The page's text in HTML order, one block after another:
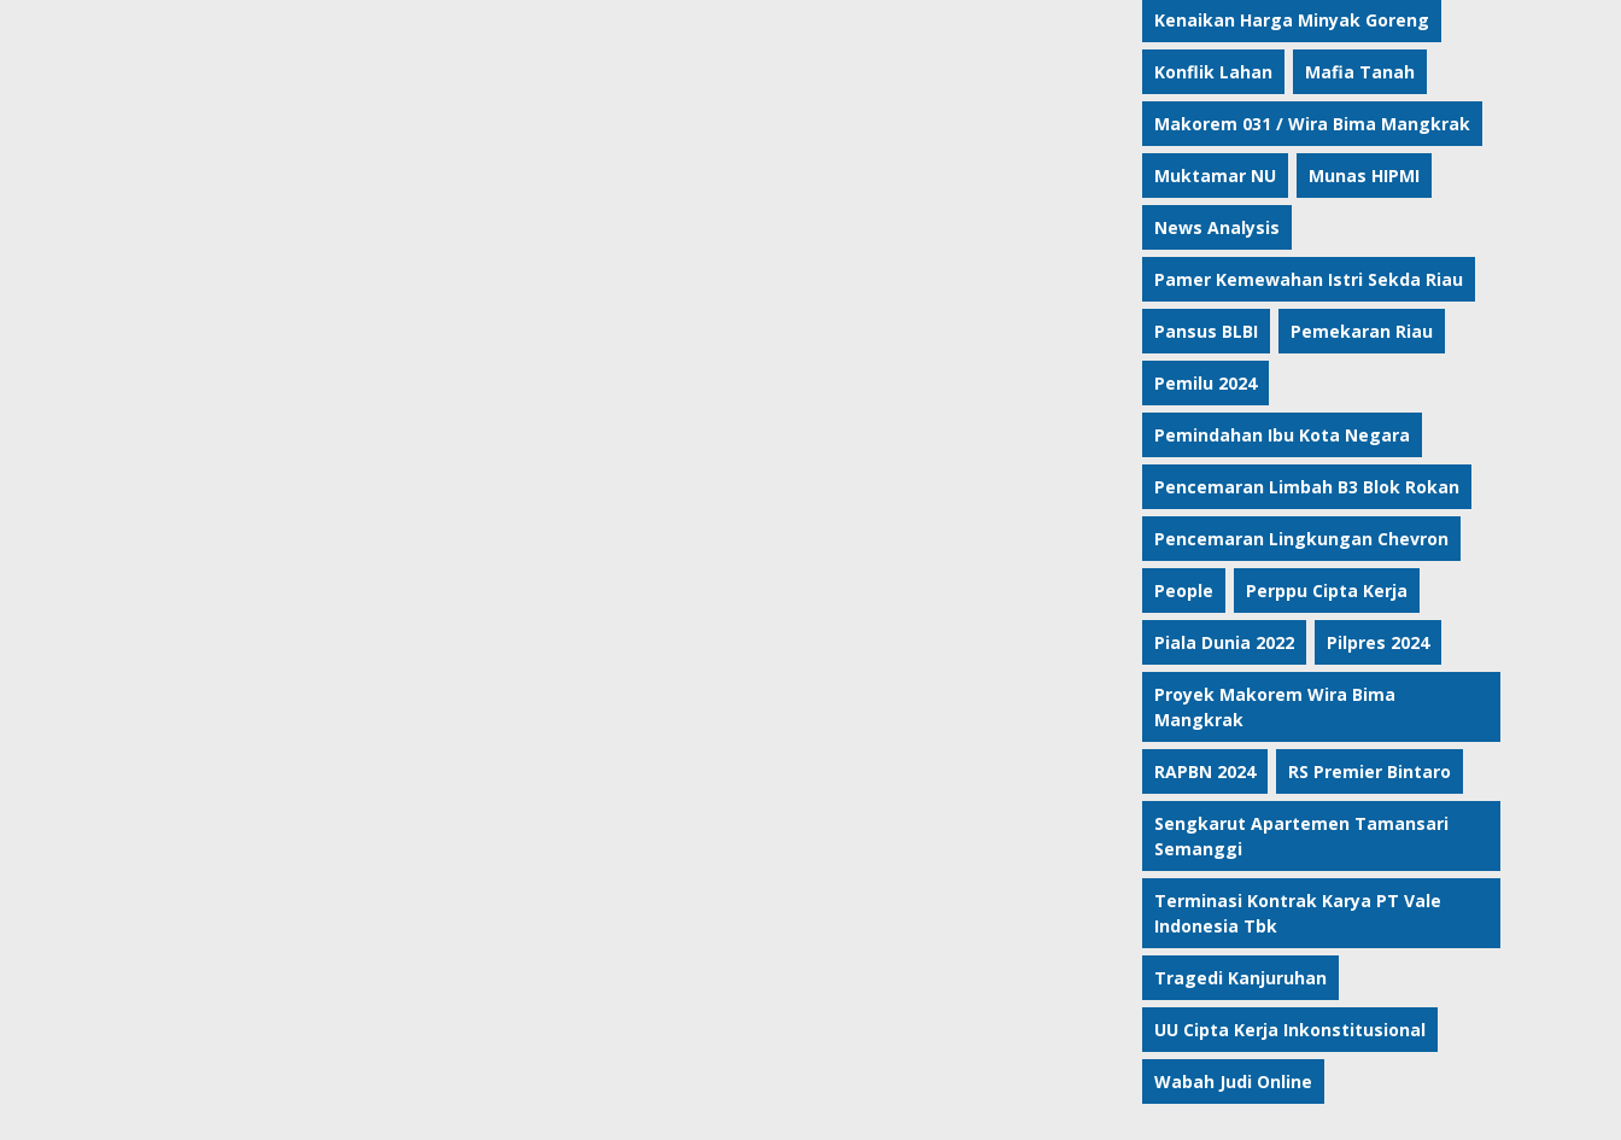
Kenaikan Harga Minyak Goreng
Konflik Lahan Mafia Tanah
Makorem 031 / Wira Bima Mangkrak
Muktamar NU Munas HIPMI
News Analysis
Pamer Kemewahan Istri Sekda Riau
Pansus BLBI Pemekaran Riau
Pemilu 2024
Pemindahan Ibu Kota Negara
Pencemaran Limbah B3 Blok Rokan
Pencemaran Lingkungan Chevron
People Perppu Cipta Kerja
Piala Dunia 2022 Pilpres 2024
Proyek Makorem Wira Bima
Mangkrak
RAPBN 2024 RS Premier Bintaro
Sengkarut Apartemen Tamansari
Semanggi
Terminasi Kontrak Karya PT Vale
Indonesia Tbk
Tragedi Kanjuruhan
UU Cipta Kerja Inkonstitusional
Wabah Judi Online